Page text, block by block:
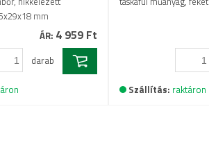
mm
ÁR: 4 959 Ft
darab
Szállítás: raktáron